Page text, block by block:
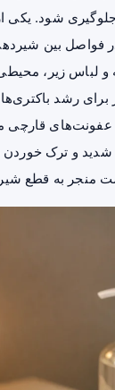
شود. یکی
فواصل بین
و لباس زیر،
رشد باکتری‌ها
عفونت‌های قارچی
شدید و ترک خوردن
منجر به قطع